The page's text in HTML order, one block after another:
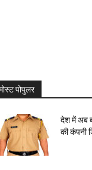
पोपुलर
देश में अब
की कंपनी